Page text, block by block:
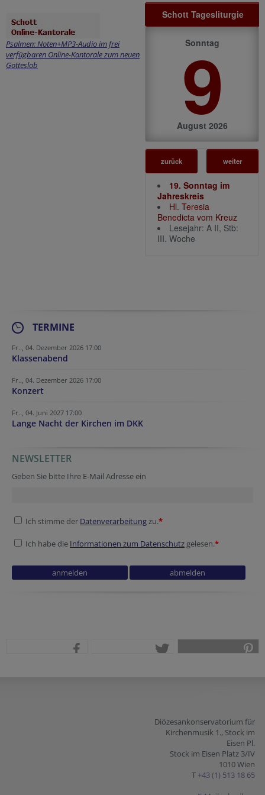
Schott Tagesliturgie
Sonntag
9
August 2026
zurück weiter
19. Sonntag im
Jahreskreis
Hl. Teresia
Benedicta vom Kreuz
Lesejahr: A II, Stb:
III. Woche
Psalmen: Noten+MP3-Audio im frei
verfügbaren Online-Kantorale zum neuen
Gotteslob
TERMINE
Fr.., 04. Dezember 2026 17:00
Klassenabend
Fr.., 04. Dezember 2026 17:00
Konzert
Fr.., 04. Juni 2027 17:00
Lange Nacht der Kirchen im DKK
Session ID
Reference
Session ID
URL
Reference
Session ID
Fax
NEWSLETTER
Geben Sie bitte Ihre E-Mail Adresse ein
Ich stimme der Datenverarbeitungzu.*
Ich habe die Informationen zum Datenschutz gelesen.*
Diözesankonservatorium für
Kirchenmusik 1., Stock im
Eisen Pl.
Stock im Eisen Platz 3/IV
1010 Wien
T +43 (1) 513 18 65